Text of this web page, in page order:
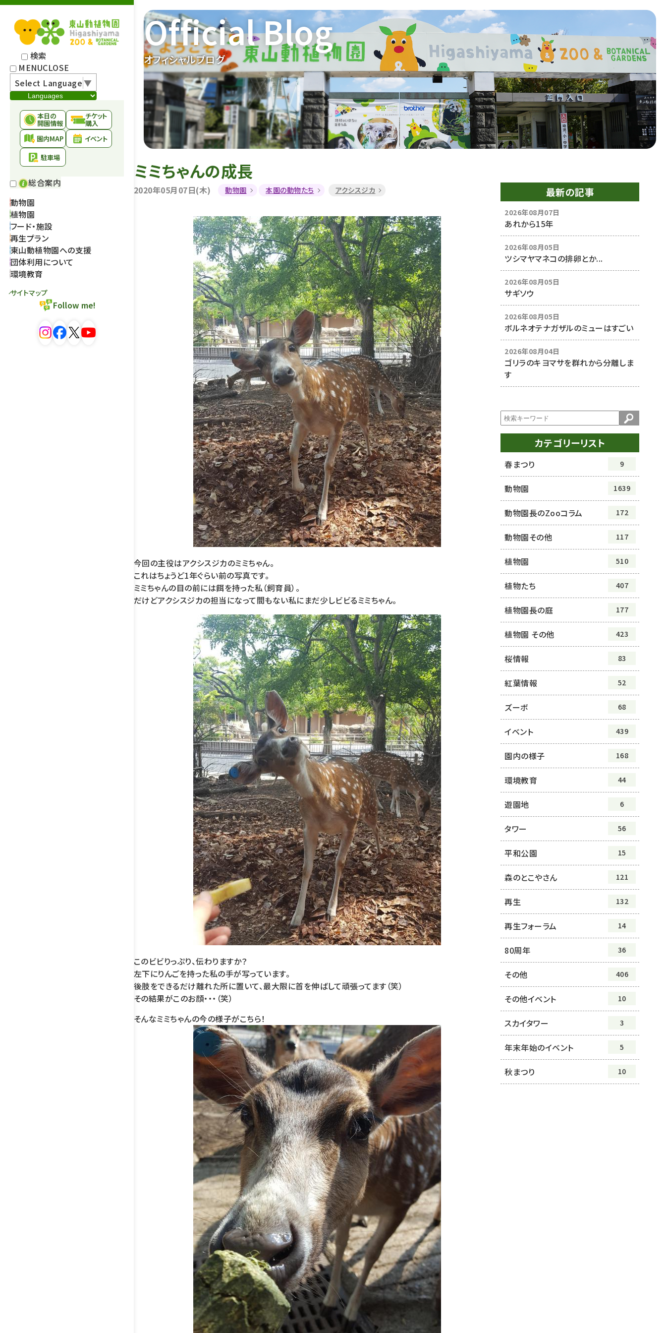
検索
MENUCLOSE
Select Language▼
本日の
開園情報
チケット
購入
園内MAP
イベント
駐車場
総合案内
動物園
植物園
フード・施設
再生プラン
東山動植物園への支援
団体利用について
環境教育
サイトマップ
Follow me!
オフィシャルブログ
Official Blog
ミミちゃんの成長
2020年05月07日(木) 動物園 本園の動物たち アクシスジカ
今回の主役はアクシスジカのミミちゃん。
これはちょうど1年ぐらい前の写真です。
ミミちゃんの目の前には餌を持った私（飼育員）。
だけどアクシスジカの担当になって間もない私にまだ少しビビるミミちゃん。
このビビりっぷり、伝わりますか？
左下にりんごを持った私の手が写っています。
後肢をできるだけ離れた所に置いて、最大限に首を伸ばして頑張ってます（笑）
その結果がこのお顔・・・（笑）
そんなミミちゃんの今の様子がこちら！
最新の記事
2026年08月07日
あれから15年
2026年08月05日
ツシマヤマネコの排卵とか...
2026年08月05日
サギソウ
2026年08月05日
ボルネオテナガザルのミューはすごい
2026年08月04日
ゴリラのキヨマサを群れから分離しま
す
カテゴリーリスト
春まつり 9
動物園 1639
動物園長のZooコラム 172
動物園その他 117
植物園 510
植物たち 407
植物園長の庭 177
植物園 その他 423
桜情報 83
紅葉情報 52
ズーボ 68
イベント 439
園内の様子 168
環境教育 44
遊園地 6
タワー 56
平和公園 15
森のとこやさん 121
再生 132
再生フォーラム 14
80周年 36
その他 406
その他イベント 10
スカイタワー 3
年末年始のイベント 5
秋まつり 10